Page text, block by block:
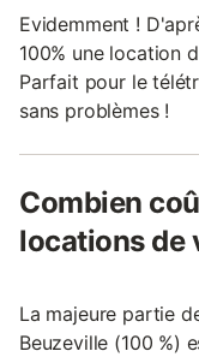
Evidemment !
100% une location
Parfait pour le
sans problèmes !
Combien
locations de
La majeure partie
Beuzeville (100 %)